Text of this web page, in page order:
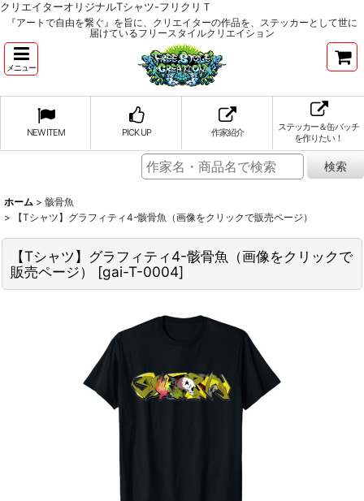
クリエイターオリジナルTシャツ-フリクリＴ
『アートで自由を繋ぐ』を旨に、クリエイターの作品を、ステッカーとして世に
届けているフリースタイルクリエイション
メニュー
NEW ITEM PICK UP 作家紹介
ステッカー＆缶バッチ
を作りたい！
ホーム > 骸骨魚
>
【Tシャツ】グラフィティ4-骸骨魚（画像をクリックで販売ページ）
【Tシャツ】グラフィティ4-骸骨魚（画像をクリックで
販売ページ）
[gai-T-0004]